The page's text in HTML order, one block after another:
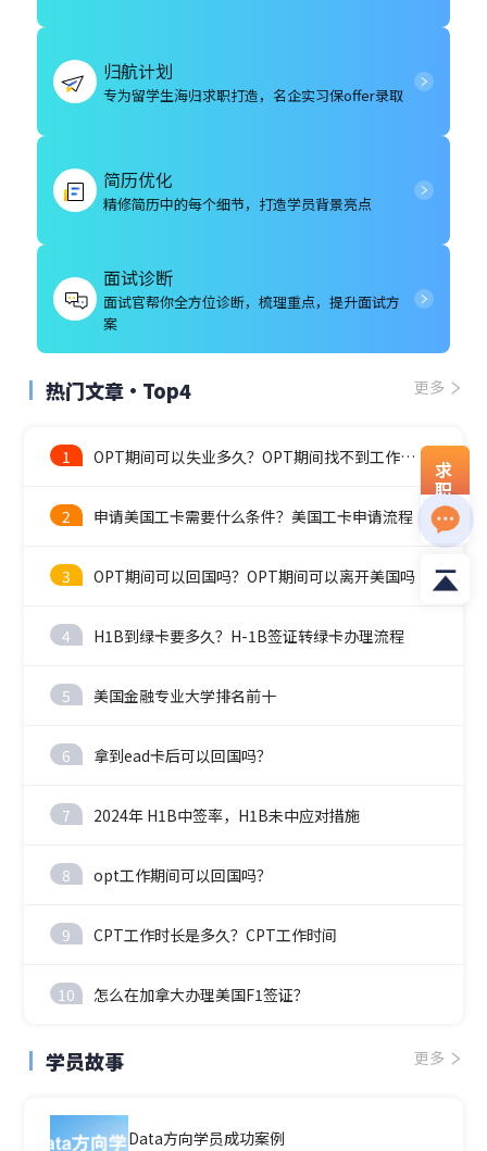
归航计划
专为留学生海归求职打造，名企实习保offer录取
简历优化
精修简历中的每个细节，打造学员背景亮点
面试诊断
面试官帮你全方位诊断，梳理重点，提升面试方
案
热门文章·Top4 更多
1 OPT期间可以失业多久？OPT期间找不到工作怎么办？
2 申请美国工卡需要什么条件？美国工卡申请流程
3 OPT期间可以回国吗？OPT期间可以离开美国吗
4 H1B到绿卡要多久？H-1B签证转绿卡办理流程
5 美国金融专业大学排名前十
6 拿到ead卡后可以回国吗？
7 2024年 H1B中签率，H1B未中应对措施
8 opt工作期间可以回国吗？
9 CPT工作时长是多久？CPT工作时间
10 怎么在加拿大办理美国F1签证？
学员故事 更多
Data方向学员成功案例
求
职
资
料